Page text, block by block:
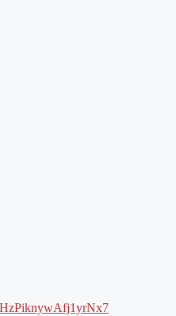
HzPiknywAfj1yrNx7